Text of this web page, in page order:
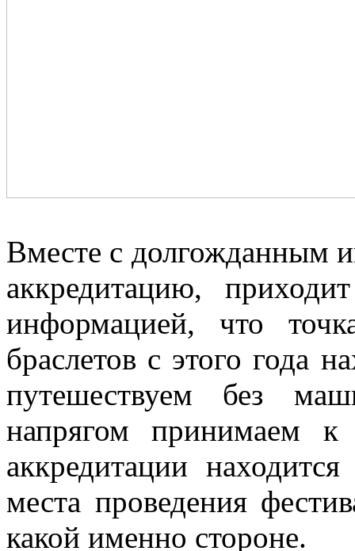
Вместе с долгожданным
аккредитацию,
информацией, что
браслетов с этого года
путешествуем без
напрягом принимаем к
аккредитации
места проведения
какой именно стороне.